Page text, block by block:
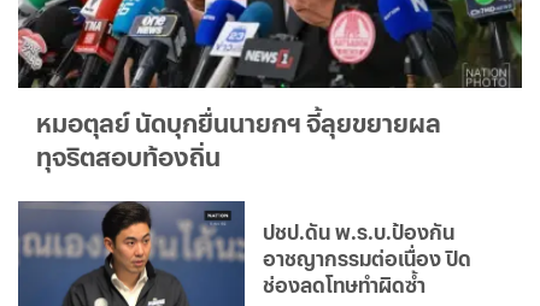
หมอตุลย์ นัดบุกยื่นนายกฯ จี้ลุยขยายผล
ทุจริตสอบท้องถิ่น
ปชป.ดัน พ.ร.บ.ป้องกัน
อาชญากรรมต่อเนื่อง ปิด
ช่องลดโทษทำผิดซ้ำ